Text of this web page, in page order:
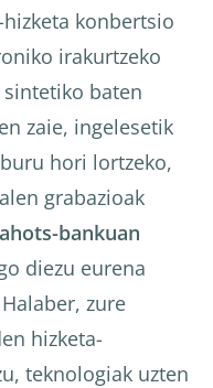
konbertsio
irakurtzeko
baten
zaie, ingelesetik
hori lortzeko,
grabazioak
ahots-bankuan
diezu eurena
zure
hizketa-
teknologiak uzten